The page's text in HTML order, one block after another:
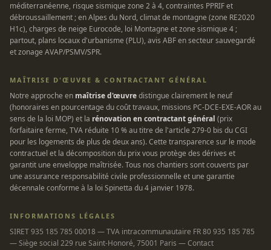
méditerranéenne, risque sismique zone 2 à 4, contraintes PPRIF et
débroussaillement ; en Alpes du Nord, climat de montagne (zone RE2020
H1c), charges de neige Eurocode, loi Montagne et zone sismique 4 ;
partout, plans locaux d'urbanisme (PLU), avis ABF en secteur sauvegardé
et zonage AVAP/PSMV/SPR.
MAÎTRISE D'ŒUVRE & CONTRACTANT GÉNÉRAL
Notre approche en maîtrise d'œuvredistingue clairement le neuf
(honoraires en pourcentage du coût travaux, missions PC-DCE-EXE-AOR au
sens de la loi MOP) et la rénovation en contractant général (prix
forfaitaire ferme, TVA réduite 10 % au titre de l'article 279-0 bis du CGI
pour les logements de plus de deux ans). Cette transparence sur le mode
contractuel et la décomposition du prix vous protège des dérives et
garantit une enveloppe maîtrisée. Tous nos chantiers sont couverts par
une assurance responsabilité civile professionnelle et une garantie
décennale conforme à la loi Spinetta du 4 janvier 1978.
INFORMATIONS LÉGALES
SIRET 935 185 785 00018 — TVA intracommunautaire FR 80 935 185 785
— Siège social 229 rue Saint-Honoré, 75001 Paris — Contact